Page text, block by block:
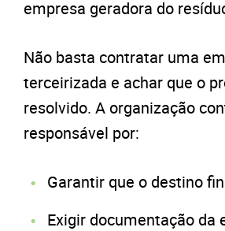
empresa geradora do
Não basta contratar uma
terceirizada e achar que o
resolvido. A organização
responsável por:
Garantir que o destino
Exigir documentação da